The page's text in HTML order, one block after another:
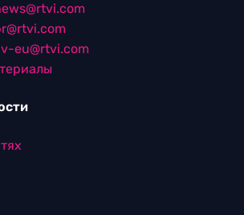
eu@rtvi.com